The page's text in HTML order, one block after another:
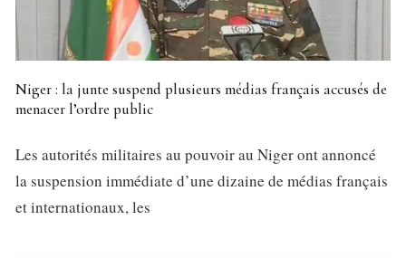
Niger : la junte suspend plusieurs médias français accusés de
menacer l’ordre public
Les autorités militaires au pouvoir au Niger ont annoncé
la suspension immédiate d’une dizaine de médias français
et internationaux, les